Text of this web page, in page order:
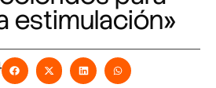
estimulación»